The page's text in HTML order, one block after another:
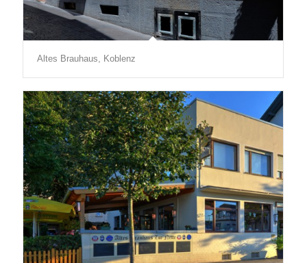
Altes Brauhaus, Koblenz